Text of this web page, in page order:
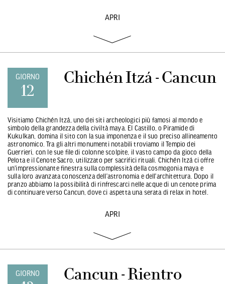
APRI
GIORNO
12
Chichén Itzá - Cancun
Visitiamo Chichén Itzá, uno dei siti archeologici più famosi al mondo e
simbolo della grandezza della civiltà maya. El Castillo, o Piramide di
Kukulkan, domina il sito con la sua imponenza e il suo preciso allineamento
astronomico. Tra gli altri monumenti notabili troviamo il Tempio dei
Guerrieri, con le sue file di colonne scolpite, il vasto campo da gioco della
Pelota e il Cenote Sacro, utilizzato per sacrifici rituali. Chichén Itzá ci offre
un'impressionante finestra sulla complessità della cosmogonia maya e
sulla loro avanzata conoscenza dell’astronomia e dell’architettura. Dopo il
pranzo abbiamo la possibilità di rinfrescarci nelle acque di un cenote prima
di continuare verso Cancun, dove ci aspetta una serata di relax in hotel.
APRI
GIORNO Cancun - Rientro